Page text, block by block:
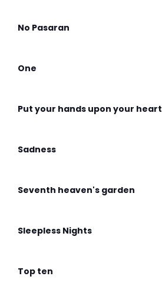
No Pasaran
One
Put your hands upon your heart
Sadness
Seventh heaven's garden
Sleepless Nights
Top ten